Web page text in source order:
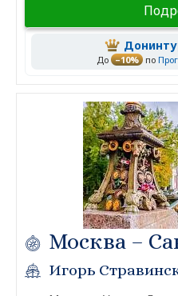
До –10% по
Москва –
Игорь